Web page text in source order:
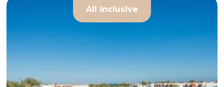
All inclusive